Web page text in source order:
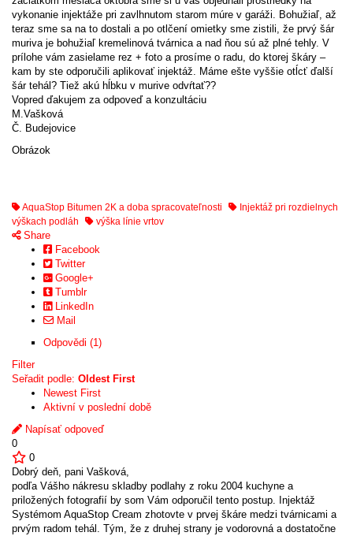
vykonanie injektáže pri zavlhnutom starom múre v garáži. Bohužiaľ, až
teraz sme sa na to dostali a po otlčení omietky sme zistili, že prvý šár
muriva je bohužiaľ kremelinová tvárnica a nad ňou sú až plné tehly. V
prílohe vám zasielame rez + foto a prosíme o radu, do ktorej škáry –
kam by ste odporučili aplikovať injektáž. Máme ešte vyššie otĺcť ďalší
šár tehál? Tiež akú hĺbku v murive odvŕtať??
Vopred ďakujem za odpoveď a konzultáciu
M.Vašková
Č. Budejovice
Obrázok
AquaStop Bitumen 2K a doba spracovateľnosti
Injektáž pri rozdielnych
výškach podláh
výška línie vrtov
Share
Facebook
Twitter
Google+
Tumblr
LinkedIn
Mail
Odpovědi (1)
Filter
Seřadit podle: Oldest First
Newest First
Aktivní v poslední době
Napísať odpoveď
0
0
Dobrý deň, pani Vašková,
podľa Vášho nákresu skladby podlahy z roku 2004 kuchyne a
priložených fotografií by som Vám odporučil tento postup. Injektáž
Systémom AquaStop Cream zhotovte v prvej škáre medzi tvárnicami a
prvým radom tehál. Tým, že z druhej strany je vodorovná a dostatočne